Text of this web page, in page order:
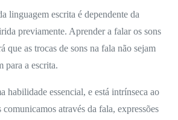
linguagem escrita é dependente da
previamente. Aprender a falar os sons
que as trocas de sons na fala não sejam
para a escrita.
habilidade essencial, e está intrínseca ao
através da fala, expressões